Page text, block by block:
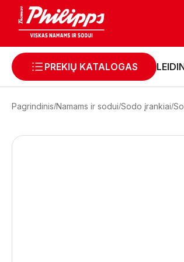
PREKIŲ KATALOGAS
Pagrindinis Namams ir sodui Sodo įrankiai